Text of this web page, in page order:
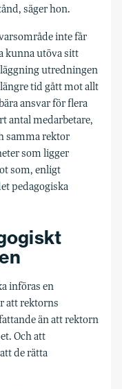
säger hon.
inte får
kunna utöva sitt
utredningen
tid gått mot allt
ansvar för flera
antal medarbetare,
samma rektor
som ligger
som, enligt
pedagogiska
införas en
att rektorns
än att rektorn
Och att
de rätta